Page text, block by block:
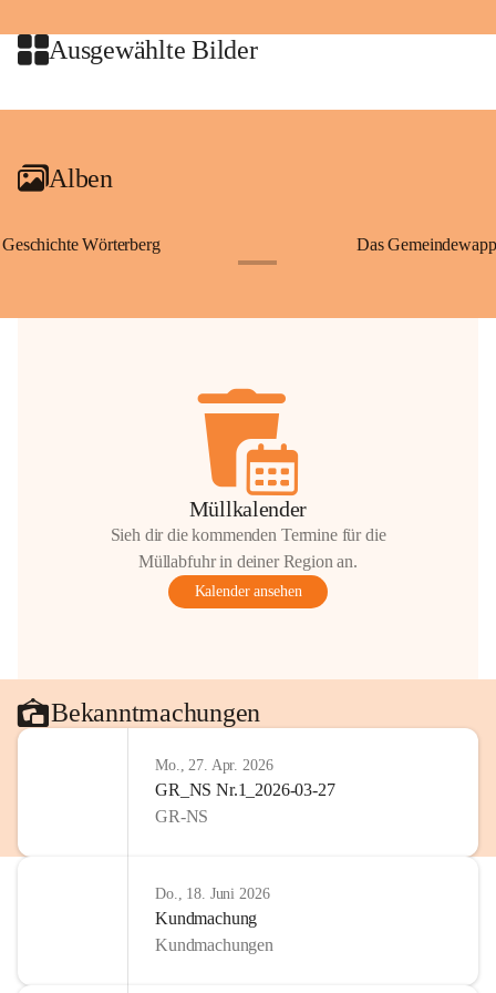
🔏 Zum Schutz unseres Gemeindearchivs danken wir allen Bürgerinnen
Erinnerungen, die dazu beitragen, die Geschichte unserer Heimat
Ausgewählte Bilder
+2
Alben
Geschichte Wörterberg Das
Müllkalender
Sieh dir die kommenden Termine für die
Müllabfuhr in deiner Region an.
Kalender ansehen
Bekanntmachungen
Mo., 27. Apr. 2026
GR_NS Nr.1_2026-03-27
GR-NS
Do., 18. Juni 2026
Kundmachung
Kundmachungen